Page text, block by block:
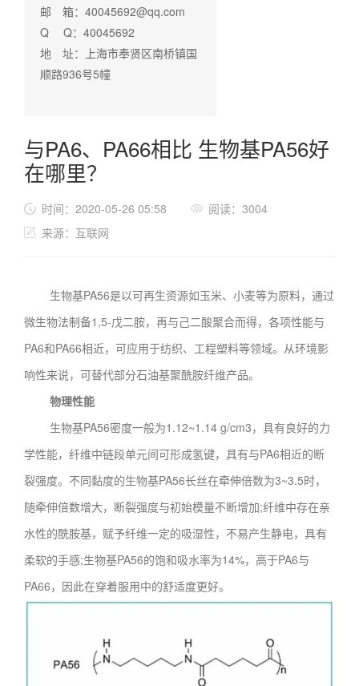
邮 箱：40045692@qq.com
Q Q：40045692
地 址：上海市奉贤区南桥镇国
顺路936号5幢
与PA6、PA66相比 生物基PA56好
在哪里？
时间：2020-05-26 05:58
阅读：3004
来源：互联网
生物基PA56是以可再生资源如玉米、小麦等为原料，通过
微生物法制备1,5-戊二胺，再与己二酸聚合而得，各项性能与
PA6和PA66相近，可应用于纺织、工程塑料等领域。从环境影
响性来说，可替代部分石油基聚酰胺纤维产品。
物理性能
生物基PA56密度一般为1.12~1.14 g/cm3，具有良好的力
学性能，纤维中链段单元间可形成氢键，具有与PA6相近的断
裂强度。不同黏度的生物基PA56长丝在牵伸倍数为3~3.5时，
随牵伸倍数增大，断裂强度与初始模量不断增加;纤维中存在亲
水性的酰胺基，赋予纤维一定的吸湿性，不易产生静电，具有
柔软的手感;生物基PA56的饱和吸水率为14%，高于PA6与
PA66，因此在穿着服用中的舒适度更好。